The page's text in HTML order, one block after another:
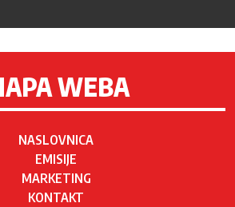
WEBA
NASLOVNICA
EMISIJE
MARKETING
KONTAKT